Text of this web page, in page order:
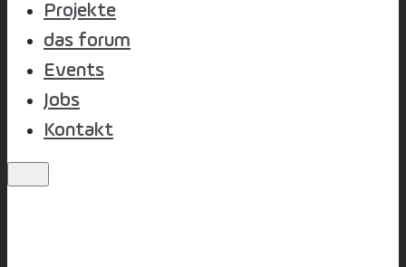
Projekte
das forum
Events
Jobs
Kontakt